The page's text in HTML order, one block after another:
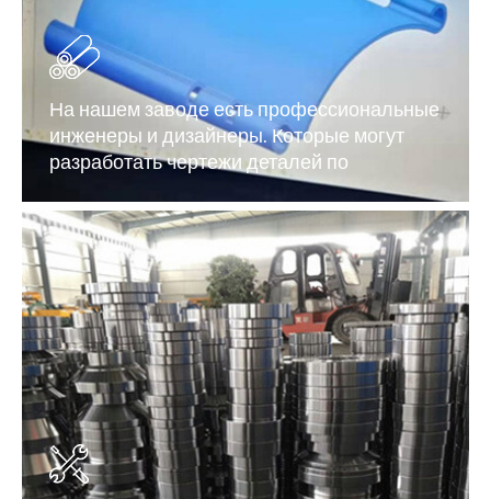
На нашем заводе есть профессиональные
инженеры и дизайнеры. Которые могут
разработать чертежи деталей по
требованию клиентов в короткие сроки. И
точно соответствовать профилю и
запросу.